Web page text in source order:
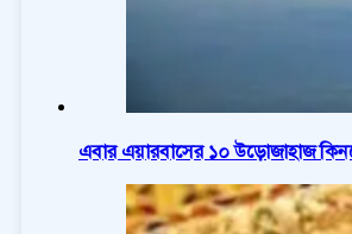
এবার এয়ারবাসের ১০ উড়োজাহাজ